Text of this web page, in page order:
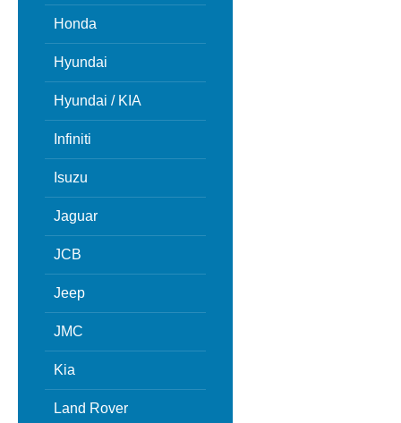
Honda
Hyundai
Hyundai / KIA
Infiniti
Isuzu
Jaguar
JCB
Jeep
JMC
Kia
Land Rover